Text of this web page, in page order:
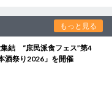
もっと見る
結 “庶民派食フェス”第4
酒祭り2026」を開催